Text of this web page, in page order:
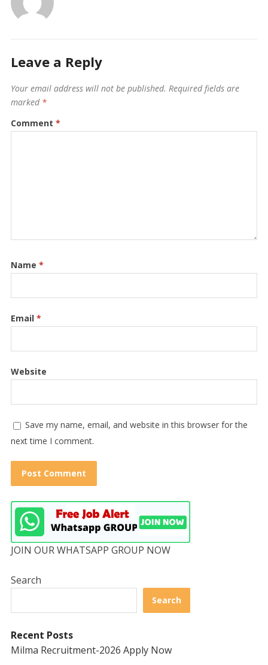
Leave a Reply
Your email address will not be published. Required fields are
marked *
Comment *
Name *
Email *
Website
Save my name, email, and website in this browser for the
next time I comment.
JOIN OUR WHATSAPP GROUP NOW
Search
Search
Recent Posts
Milma Recruitment-2026 Apply Now